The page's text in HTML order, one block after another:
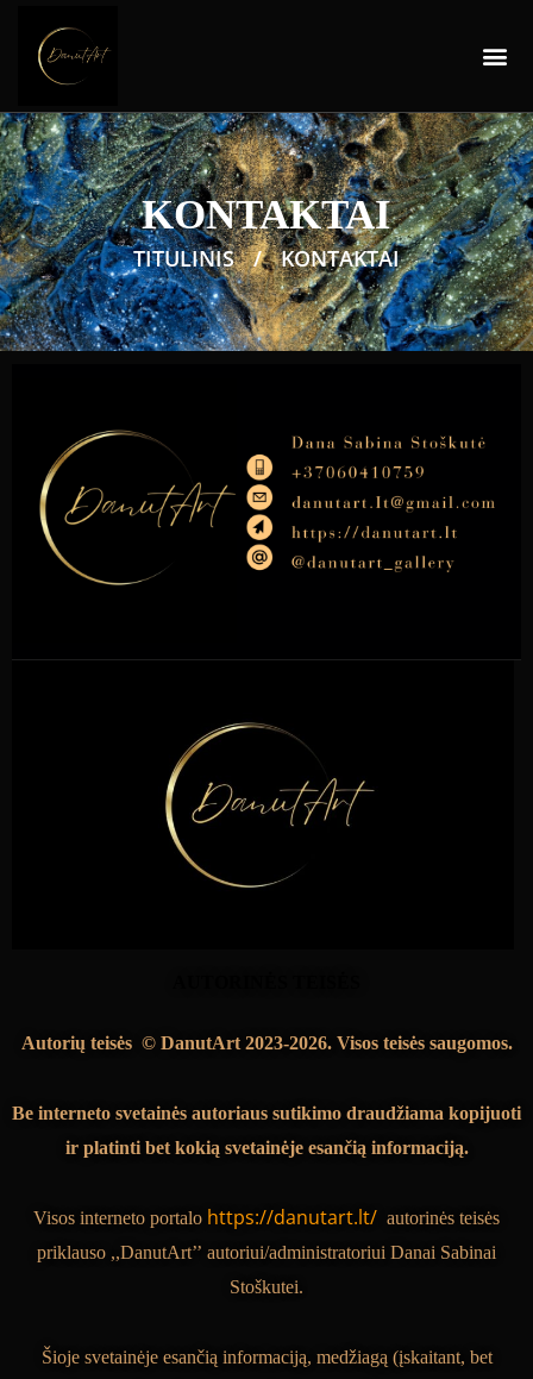
KONTAKTAI
TITULINIS / KONTAKTAI
Autorių teisės © DanutArt 2023-2026.Visos teisės saugomos.
Be interneto svetainės autoriaus sutikimo draudžiama kopijuoti
ir platinti bet kokią svetainėje esančią informaciją.
Visos interneto portalo https://danutart.lt/ autorinės teisės
priklauso ,,DanutArt’’ autoriui/administratoriui Danai Sabinai
Stoškutei.
Šioje svetainėje esančią informaciją, medžiagą (įskaitant, bet